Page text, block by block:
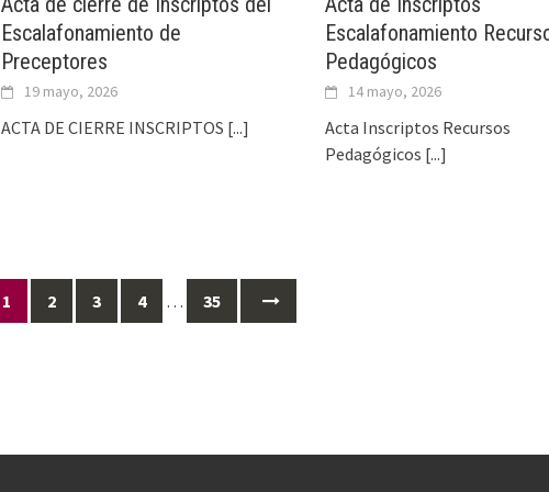
Escalafonamiento de
Preceptores
19 mayo, 2026
ACTA DE CIERRE INSCRIPTOS [...]
Escalafonamiento
Pedagógicos
14 mayo, 2026
Acta Inscriptos Recursos
Pedagógicos [...]
1 2 3 4 … 35